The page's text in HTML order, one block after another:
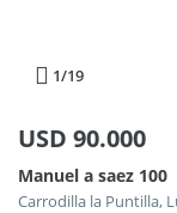
1/19
USD 90.000
Manuel a saez 100
Carrodilla la Puntilla,